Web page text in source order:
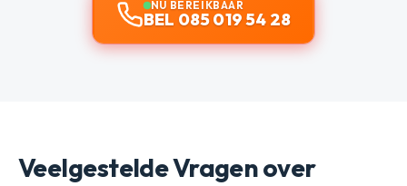
NU BEREIKBAAR
BEL 085 019 54 28
Veelgestelde Vragen over